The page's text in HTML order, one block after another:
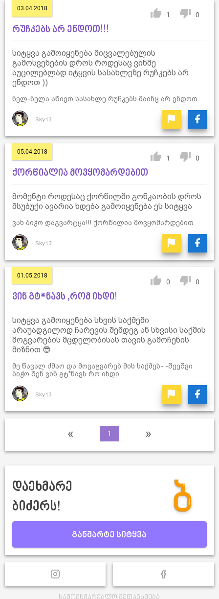
03.04.2018
1 0
რუჩკებს არ ენდოთ!!!
სიტყვა გამოიყენება მიცვალებულის
გამოსვენების დროს როდესაც ვინმე
აუცილებლად იტყვის სასახლეზე რუჩკებს არ
ენდოთ ))
ნელ-ნელა აწიეთ სასახლე რუჩკებს მაინც არ ენდოთ
Sky13
05.04.2018
1 0
ქორწიალია მოვყომარდებით
მომენტი როდესაც ქორწილში გონკაობის დროს
მსუბუქი ავარია ხდება გამოიყენება ეს სიტყვა
ვახ ბიჭო დაგვარტყა!!! ქორწილია მოვყომარდებით
Sky13
01.05.2018
0 0
ვინ გტ*ნავს ,რომ იხდი!
სიტყვა გამოიყენება სხვის საქმეში
არაუადგილოდ ჩარევის შემდეგ ან სხვისი საქმის
მოგვარების მცდელობისას თავის გამოჩენის
მიზნით 😎
მე წავალ ძმაო და მოვაგვარებ მის საქმეს- -შეეშვი
ბიჭო შენ ვინ გტ*ნავს რო იხდი
Sky13
« 1 »
დაეხმარე
ბიძერს!
განმარტე სიტყვა